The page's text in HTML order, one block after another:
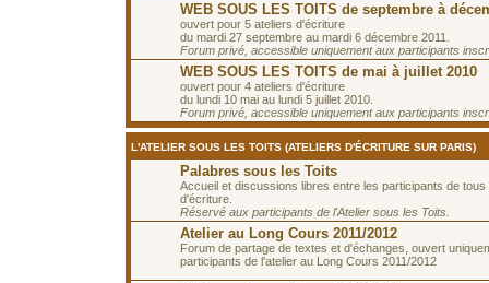
WEB SOUS LES TOITS de septembre à
ouvert pour 5 ateliers d'écriture
du mardi 27 septembre au mardi 6 décembre 2011.
Forum privé, accessible uniquement aux participants
WEB SOUS LES TOITS de mai à juillet 2010
ouvert pour 4 ateliers d'écriture
du lundi 10 mai au lundi 5 juillet 2010.
Forum privé, accessible uniquement aux participants
L'ATELIER SOUS LES TOITS (ATELIERS D'ÉCRITURE SUR PARIS)
Palabres sous les Toits
Accueil et discussions libres entre les participants de tous
d'écriture.
Réservé aux participants de l'Atelier sous les Toits.
Atelier au Long Cours 2011/2012
Forum de partage de textes et d'échanges, ouvert
participants de l'atelier au Long Cours 2011/2012